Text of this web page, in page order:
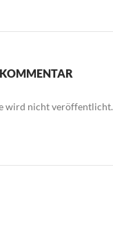
wird nicht veröffentlicht.